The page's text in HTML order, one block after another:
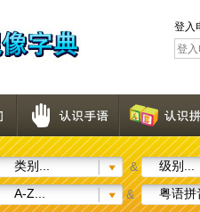
登入
类别... &
级别...
A-Z...
& 粤语拼